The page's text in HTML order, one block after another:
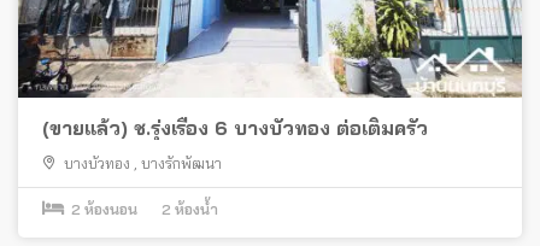
(ขายแล้ว) ช.รุ่งเรือง 6 บางบัวทอง ต่อเติมครัว
บางบัวทอง , บางรักพัฒนา
2 ห้องนอน 2 ห้องน้ำ